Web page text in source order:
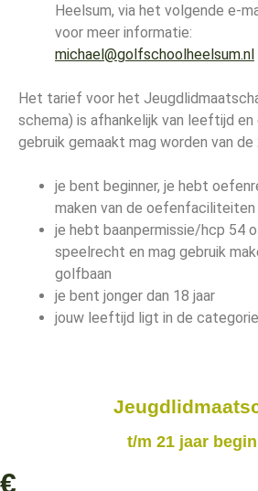
Heelsum, via het volgende e-
voor meer informatie:
michael@golfschoolheelsum.nl
Het tarief voor het
schema) is afhankelijk van leeftijd
gebruik gemaakt mag worden van
je bent beginner, je hebt
maken van de oefenfaciliteiten
je hebt baanpermissie/hcp 54
speelrecht en mag gebruik
golfbaan
je bent jonger dan 18 jaar
jouw leeftijd ligt in de
t/m 21 jaar
€